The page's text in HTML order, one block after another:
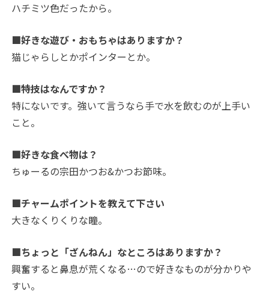
ハチミツ色だったから。
■好きな遊び・おもちゃはありますか？
猫じゃらしとかポインターとか。
■特技はなんですか？
特にないです。強いて言うなら手で水を飲むのが上手い
こと。
■好きな食べ物は？
ちゅーるの宗田かつお&かつお節味。
■チャームポイントを教えて下さい
大きなくりくりな瞳。
■ちょっと「ざんねん」なところはありますか？
興奮すると鼻息が荒くなる…ので好きなものが分かりや
すい。